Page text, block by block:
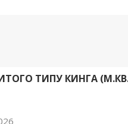
ТИПУ КИНГА